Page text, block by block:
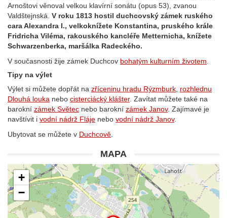
Arnoštovi věnoval velkou klavírní sonátu (opus 53), zvanou
Valdštejnská. V roku 1813 hostil duchcovský zámek ruského
cara Alexandra I., velkoknížete Konstantina, pruského krále
Fridricha Viléma, rakouského kancléře Metternicha, knížete
Schwarzenberka, maršálka Radeckého.
V současnosti žije zámek Duchcov bohatým kulturním životem
Tipy na výlet
Výlet si můžete dopřát na zříceninu hradu Rýzmburk rozhlednu
Dlouhá louka nebo cisterciácký klášter. Zavítat můžete také na
barokní zámek Světec nebo barokní zámek Janov. Zajímavé je
navštívit i vodní nádrž Fláje nebo vodní nádrž Janov.
Ubytovat se můžete v Duchcově
MAPA
+
−